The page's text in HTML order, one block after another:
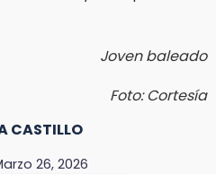
Joven baleado
Foto: Cortesía
CASTILLO
26, 2026